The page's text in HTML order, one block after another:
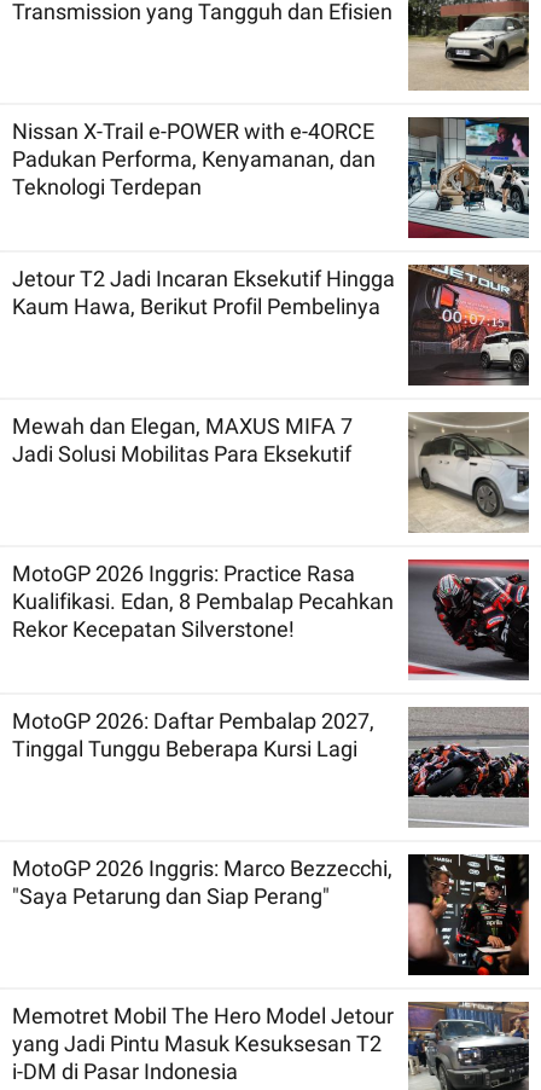
Transmission yang Tangguh dan Efisien
Nissan X-Trail e-POWER with e-4ORCE
Padukan Performa, Kenyamanan, dan
Teknologi Terdepan
Jetour T2 Jadi Incaran Eksekutif Hingga
Kaum Hawa, Berikut Profil Pembelinya
Mewah dan Elegan, MAXUS MIFA 7
Jadi Solusi Mobilitas Para Eksekutif
MotoGP 2026 Inggris: Practice Rasa
Kualifikasi. Edan, 8 Pembalap Pecahkan
Rekor Kecepatan Silverstone!
MotoGP 2026: Daftar Pembalap 2027,
Tinggal Tunggu Beberapa Kursi Lagi
MotoGP 2026 Inggris: Marco Bezzecchi,
"Saya Petarung dan Siap Perang"
Memotret Mobil The Hero Model Jetour
yang Jadi Pintu Masuk Kesuksesan T2
i-DM di Pasar Indonesia